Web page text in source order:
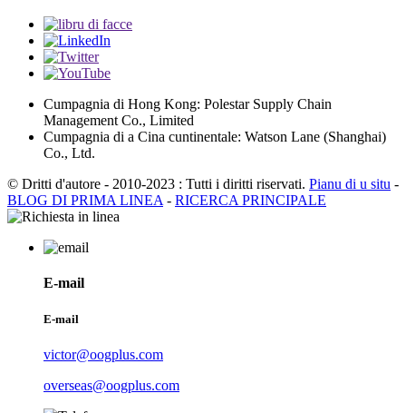
Cumpagnia di Hong Kong: Polestar Supply Chain
Management Co., Limited
Cumpagnia di a Cina cuntinentale: Watson Lane (Shanghai)
Co., Ltd.
© Dritti d'autore - 2010-2023 : Tutti i diritti riservati. Pianu di u situ -
BLOG DI PRIMA LINEA - RICERCA PRINCIPALE
E-mail
E-mail
victor@oogplus.com
overseas@oogplus.com